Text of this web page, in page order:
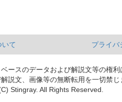
いて プライバ
ースのデータおよび解説文等の権
説文、画像等の無断転用を一切禁じ
Stingray. All Rights Reserved.